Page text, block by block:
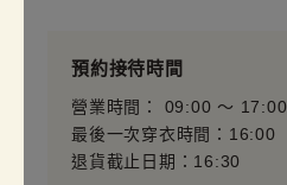
預約接待時間
營業時間： 09:00 〜 17:00
最後一次穿衣時間：16:00
退貨截止日期：16:30